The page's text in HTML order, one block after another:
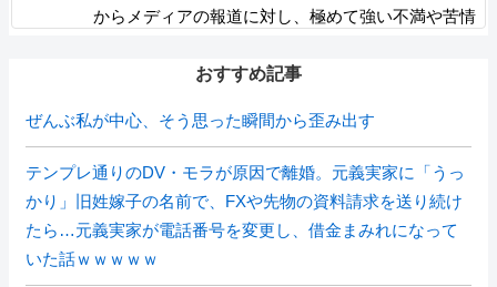
からメディアの報道に対し、極めて強い不満や苦情
おすすめ記事
ぜんぶ私が中心、そう思った瞬間から歪み出す
テンプレ通りのDV・モラが原因で離婚。元義実家に「うっ
かり」旧姓嫁子の名前で、FXや先物の資料請求を送り続け
たら…元義実家が電話番号を変更し、借金まみれになって
いた話ｗｗｗｗｗ